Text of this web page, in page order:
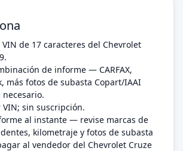
de 17 caracteres del Chevrolet
de informe — CARFAX,
más fotos de subasta Copart/IAAI
necesario.
VIN; sin suscripción.
al instante — revise marcas de
kilometraje y fotos de subasta
al vendedor del Chevrolet Cruze